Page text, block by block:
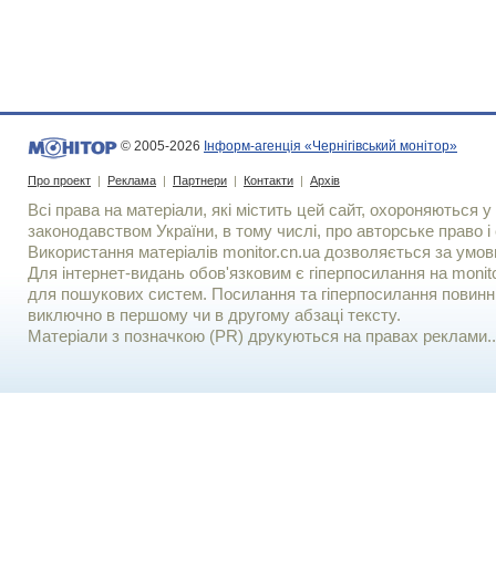
© 2005-2026 Інформ-агенція «Чернігівський монітор»
Про проект | Реклама | Партнери | Контакти | Архів
Всі права на матеріали, які містить цей сайт, охороняються у
законодавством України, в тому числі, про авторське право і
Використання матерiалiв monitor.cn.ua дозволяється за
Для iнтернет-видань обов'язковим є гiперпосилання на
для пошукових систем. Посилання та гіперпосилання
виключно в першому чи в другому абзаці тексту.
Матеріали з позначкою (PR) друкуються на правах реклами..